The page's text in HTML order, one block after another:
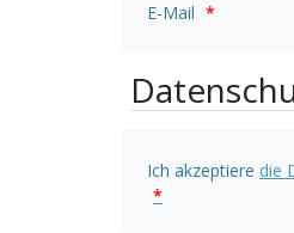
E-Mail *
Ich akzeptiere die
*